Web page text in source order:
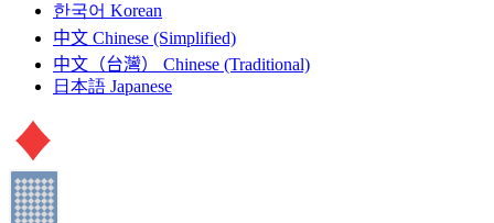
한국어 Korean
中文 Chinese (Simplified)
中文（台灣）
Chinese (Traditional)
日本語 Japanese